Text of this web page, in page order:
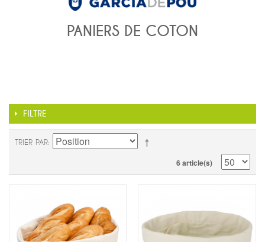
PANIERS DE COTON
FILTRE
TRIER PAR
6 article(s)